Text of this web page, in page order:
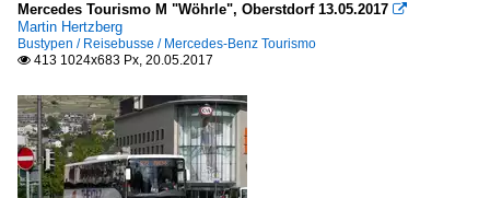
Mercedes Tourismo M "Wöhrle", Oberstdorf 13.05.2017 
Martin Hertzberg
Bustypen / Reisebusse / Mercedes-Benz Tourismo
 413 1024x683 Px, 20.05.2017